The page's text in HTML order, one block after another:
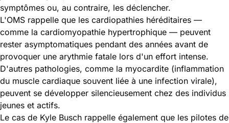
symptômes ou, au contraire, les déclencher.
L'OMS rappelle que les cardiopathies héréditaires —
comme la cardiomyopathie hypertrophique — peuvent
rester asymptomatiques pendant des années avant de
provoquer une arythmie fatale lors d'un effort intense.
D'autres pathologies, comme la myocardite (inflammation
du muscle cardiaque souvent liée à une infection virale),
peuvent se développer silencieusement chez des individus
jeunes et actifs.
Le cas de Kyle Busch rappelle également que les pilotes de